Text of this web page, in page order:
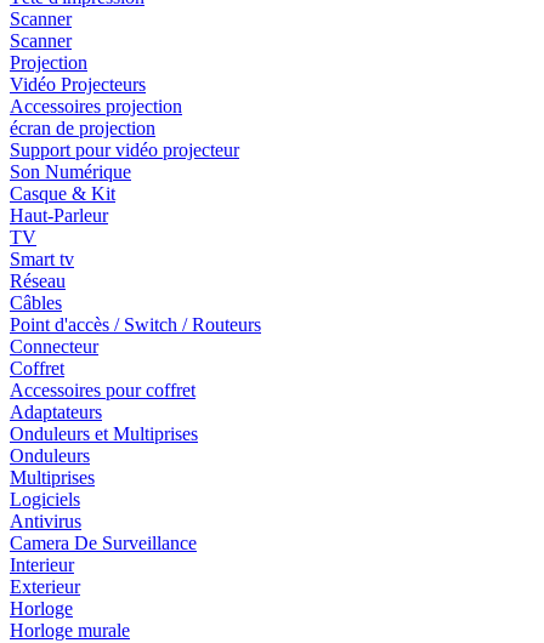
Scanner
Scanner
Projection
Vidéo Projecteurs
Accessoires projection
écran de projection
Support pour vidéo projecteur
Son Numérique
Casque & Kit
Haut-Parleur
TV
Smart tv
Réseau
Câbles
Point d'accès / Switch / Routeurs
Connecteur
Coffret
Accessoires pour coffret
Adaptateurs
Onduleurs et Multiprises
Onduleurs
Multiprises
Logiciels
Antivirus
Camera De Surveillance
Interieur
Exterieur
Horloge
Horloge murale